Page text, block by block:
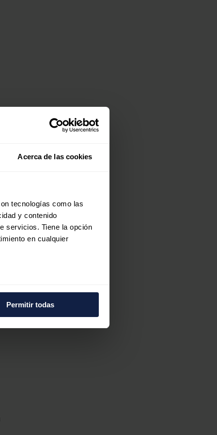
Acerca de las cookies
tecnologías como las
y contenido
servicios. Tiene la opción
en cualquier
de redes sociales
nuestros partners de
les haya proporcionado o
Permitir todas